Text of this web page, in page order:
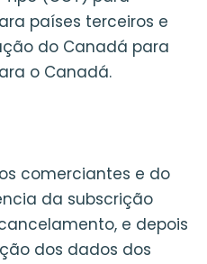
países terceiros e
do Canadá para
o Canadá.
comerciantes e do
da subscrição
e depois
dos dados dos